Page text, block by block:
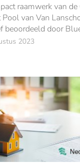
raamwerk van
Pool van Van
beoordeeld door
van onafhankelijke
2023